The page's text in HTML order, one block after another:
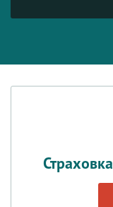
Страховка